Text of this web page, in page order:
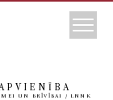
UN BRĪVĪBAI / LNNK